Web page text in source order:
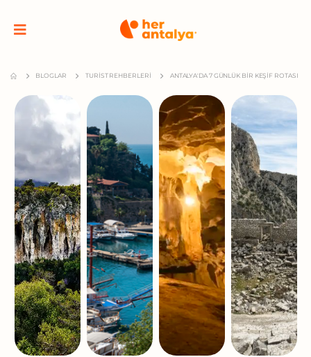
BLOGLAR TURIST REHBERLERI ANTALYA'DA 7 GÜNLÜK BIR KEŞIF ROTASI